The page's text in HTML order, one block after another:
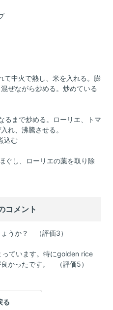
て中火で熱し、米を入れる。膨
ぜながら炒める。炒めている
るまで炒める。ローリエ、トマ
れ、沸騰させる。
込む
ぐし、ローリエの葉を取り除
コメント
うか？ （評価3）
ています。特にgolden rice
かったです。 （評価5）
る